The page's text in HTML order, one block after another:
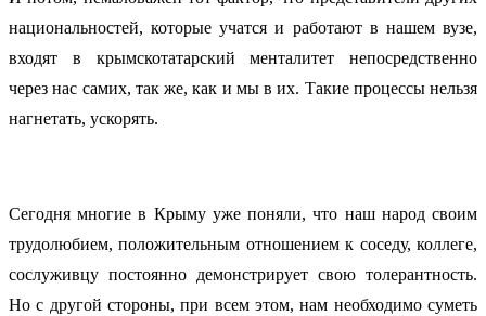
национальностей, которые учатся и работают в нашем вузе,
входят в крымскотатарский менталитет непосредственно
через нас самих, так же, как и мы в их. Такие процессы нельзя
нагнетать, ускорять.
Сегодня многие в Крыму уже поняли, что наш народ своим
трудолюбием, положительным отношением к соседу, коллеге,
сослуживцу постоянно демонстрирует свою толерантность.
Но с другой стороны, при всем этом, нам необходимо суметь